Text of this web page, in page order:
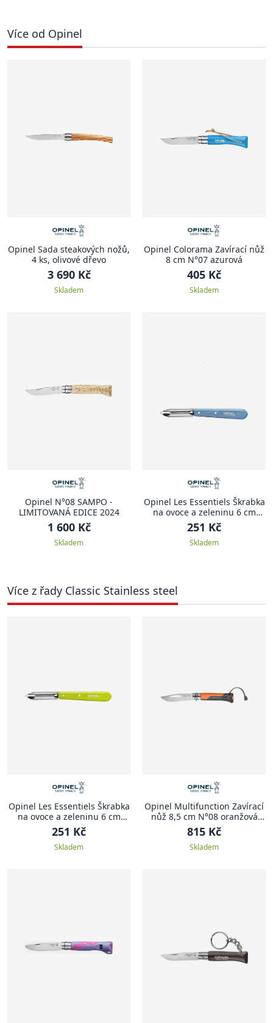
Více od Opinel
Opinel Sada steakových nožů,
4 ks, olivové dřevo
3 690 Kč
Skladem
Opinel Colorama Zavírací nůž
8 cm N°07 azurová
405 Kč
Skladem
Opinel N°08 SAMPO -
LIMITOVANÁ EDICE 2024
1 600 Kč
Skladem
Opinel Les Essentiels Škrabka
na ovoce a zeleninu 6 cm
N°115 modrá
251 Kč
Skladem
Více z řady Classic Stainless steel
Opinel Les Essentiels Škrabka
na ovoce a zeleninu 6 cm
N°115 zelená
251 Kč
Skladem
Opinel Multifunction Zavírací
nůž 8,5 cm N°08 oranžová
MULTIFUNCTION
815 Kč
Skladem